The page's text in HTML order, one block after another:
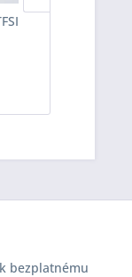
bezplatnému